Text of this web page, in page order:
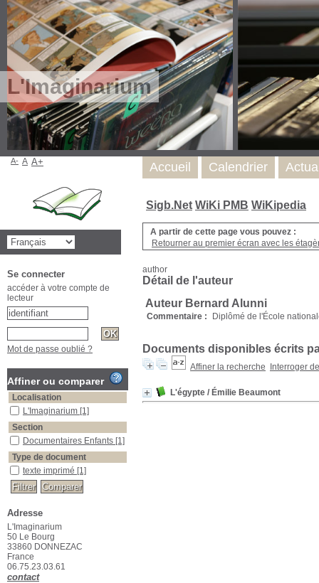
L'Imaginarium
Sigb.Net WiKi PMB WiKipedia
A partir de cette page vous pouvez :
Retourner au premier écran avec les
author
Détail de l'auteur
Auteur Bernard Alunni
Commentaire : Diplômé de l'École
Documents disponibles écrits
Affiner la recherche Interroger
L'égypte / Émilie Beaumont
Accueil Calendrier
A- A A+
Se connecter
accéder à votre compte de
lecteur
Mot de passe oublié ?
Affiner ou comparer
Localisation
L'Imaginarium [1]
Section
Documentaires Enfants [1]
Type de document
texte imprimé [1]
Adresse
L'Imaginarium
50 Le Bourg
33860 DONNEZAC
France
06.75.23.03.61
contact